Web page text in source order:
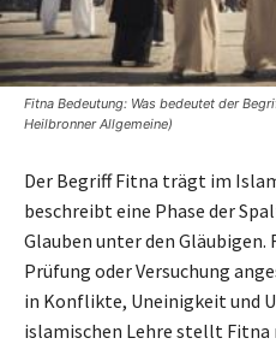
Fitna Bedeutung: Was bedeutet der
Heilbronner Allgemeine)
Der Begriff Fitna trägt im
beschreibt eine Phase der
Glauben unter den
Prüfung oder Versuchung
in Konflikte, Uneinigkeit und
islamischen Lehre stellt Fitna